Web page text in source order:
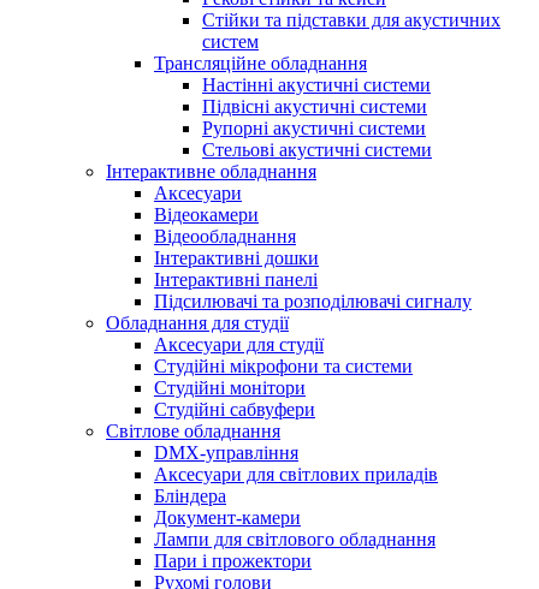
Стійки та підставки для акустичних
систем
Трансляційне обладнання
Настінні акустичні системи
Підвісні акустичні системи
Рупорні акустичні системи
Стельові акустичні системи
Інтерактивне обладнання
Аксесуари
Відеокамери
Відеообладнання
Інтерактивні дошки
Інтерактивні панелі
Підсилювачі та розподілювачі сигналу
Обладнання для студії
Аксесуари для студії
Студійні мікрофони та системи
Студійні монітори
Студійні сабвуфери
Світлове обладнання
DMX-управління
Аксесуари для світлових приладів
Бліндера
Документ-камери
Лампи для світлового обладнання
Пари і прожектори
Рухомі голови